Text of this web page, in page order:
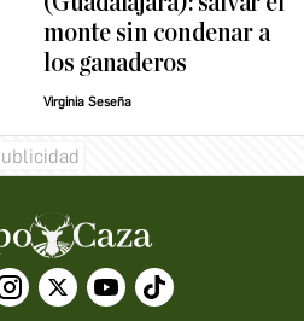
monte sin condenar a
los ganaderos
Virginia Seseña